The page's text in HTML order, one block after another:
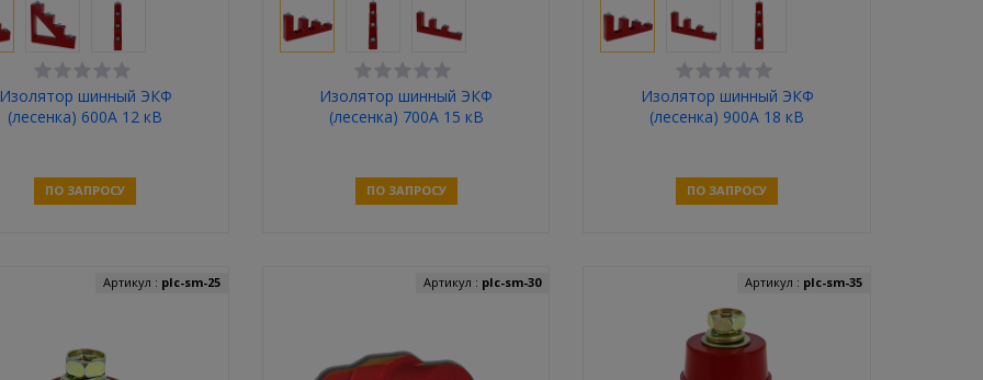
шинный ЭКФ
(лесенка) 600A 12 кВ
ПО ЗАПРОСУ
Изолятор шинный ЭКФ
(лесенка) 700A 15 кВ
ПО ЗАПРОСУ
Изолятор шинный ЭКФ
(лесенка) 900A 18 кВ
ПО ЗАПРОСУ
Артикул : plc-sm-25 Артикул : plc-sm-30 Артикул : plc-sm-35